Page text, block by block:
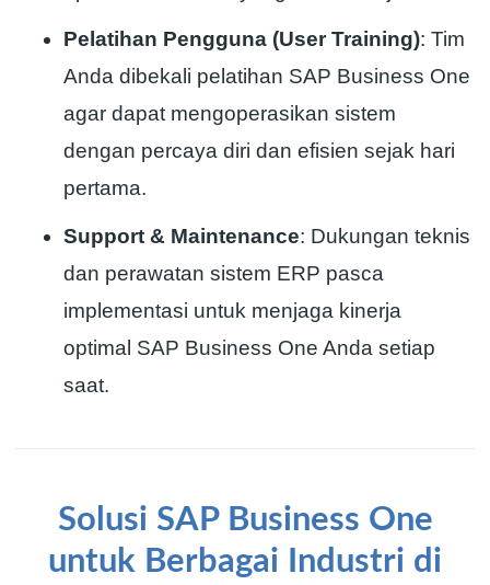
Pelatihan Pengguna (User Training): Tim
Anda dibekali pelatihan SAP Business One
agar dapat mengoperasikan sistem
dengan percaya diri dan efisien sejak hari
pertama.
Support & Maintenance: Dukungan teknis
dan perawatan sistem ERP pasca
implementasi untuk menjaga kinerja
optimal SAP Business One Anda setiap
saat.
Solusi SAP Business One
untuk Berbagai Industri di